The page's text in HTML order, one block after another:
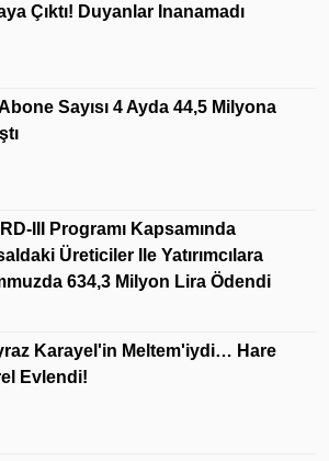
Çıktı! Duyanlar Inanamadı
Sayısı 4 Ayda 44,5 Milyona
III Programı Kapsamında
Üreticiler Ile Yatırımcılara
634,3 Milyon Lira Ödendi
Karayel'in Meltem'iydi… Hare
Evlendi!